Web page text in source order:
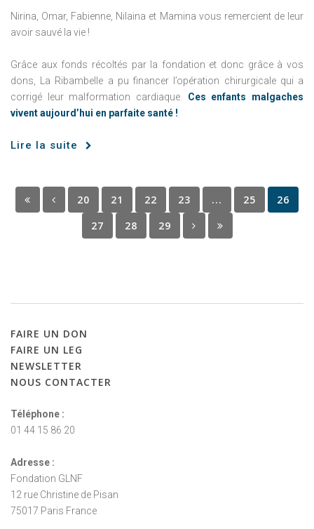
Nirina, Omar, Fabienne, Nilaina et Mamina vous remercient de leur
avoir sauvé la vie !
Grâce aux fonds récoltés par la fondation et donc grâce à vos
dons, La Ribambelle a pu financer l’opération chirurgicale qui a
corrigé leur malformation cardiaque. Ces enfants malgaches
vivent aujourd’hui en parfaite santé !
Lire la suite
20 21 22 23 ... 25
26
27
28 29
FAIRE UN DON
FAIRE UN LEG
NEWSLETTER
NOUS CONTACTER
Téléphone :
01 44 15 86 20
Adresse :
Fondation GLNF
12 rue Christine de Pisan
75017 Paris France